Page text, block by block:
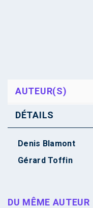
AUTEUR(S)
DÉTAILS
Denis Blamont
Gérard Toffin
DU MÊME AUTEUR